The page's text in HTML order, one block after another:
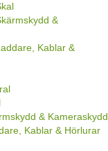
&
Kablar &
& Kameraskydd
Kablar & Hörlurar